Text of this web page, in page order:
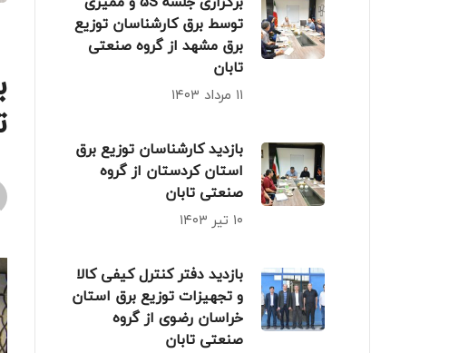
توسط برق کارشناسان توزیع
برق مشهد از گروه صنعتی
تابان
۱۱ مرداد ۱۴۰۳
بازدید کارشناسان توزیع برق
استان کردستان از گروه
صنعتی تابان
۱۰ تیر ۱۴۰۳
بازدید دفتر کنترل کیفی کالا
و تجهیزات توزیع برق استان
خراسان رضوی از گروه
صنعتی تابان